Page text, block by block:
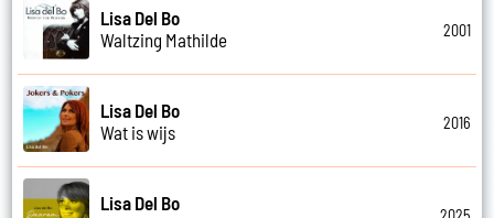
Lisa Del Bo
Waltzing Mathilde
2001
Lisa Del Bo
Wat is wijs
2016
Lisa Del Bo